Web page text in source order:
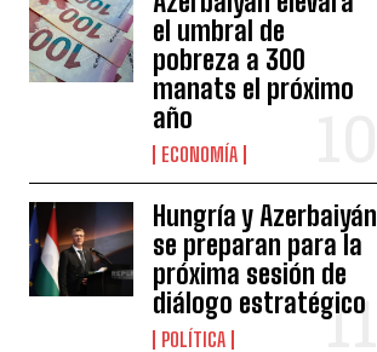
el umbral de
pobreza a 300
manats el próximo
año
ECONOMÍA
Hungría y Azerbaiyán
se preparan para la
próxima sesión de
diálogo estratégico
POLÍTICA